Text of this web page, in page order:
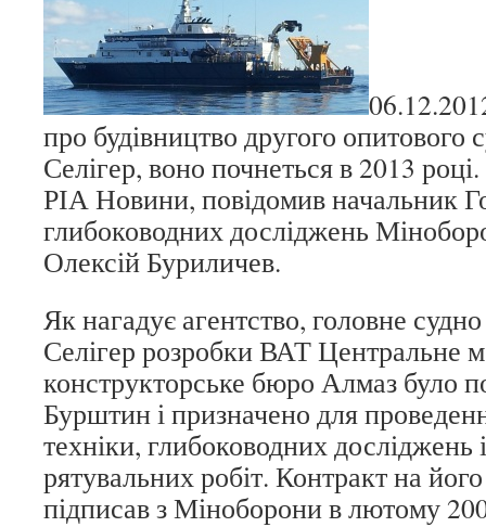
про будівництво другого опитового
Селігер, воно почнеться в 2013
РІА Новини, повідомив начальник
глибоководних досліджень
Олексій Буриличев.
Як нагадує агентство, головне
Селігер розробки ВАТ Центральне
конструкторське бюро Алмаз було
Бурштин і призначено для
техніки, глибоководних
рятувальних робіт. Контракт на
підписав з Міноборони в лютому